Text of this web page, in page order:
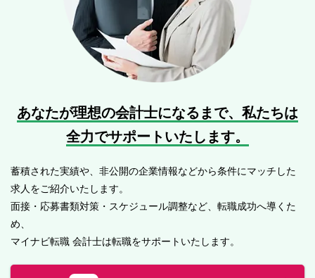
あなたが理想の会計士になるまで、 私たちは
全力でサポートいたします。
蓄積された実績や、非公開の企業情報などから条件にマッチした
求人をご紹介いたします。
面接・応募書類対策・スケジュール調整など、転職成功へ導くた
め、
マイナビ転職 会計士は転職をサポートいたします。